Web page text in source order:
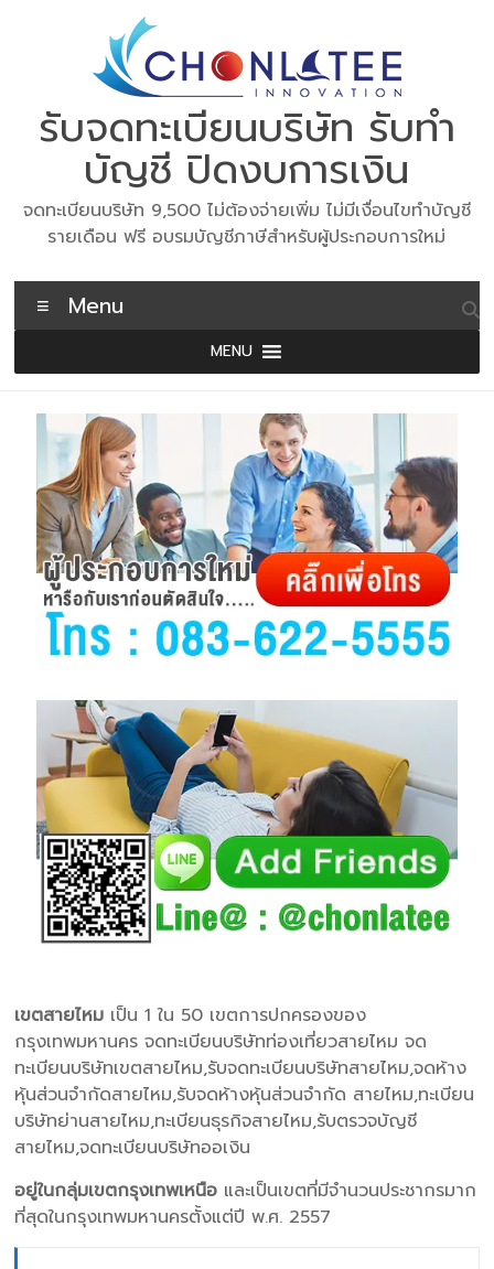
รับจดทะเบียนบริษัท รับทำ
บัญชี ปิดงบการเงิน
จดทะเบียนบริษัท 9,500 ไม่ต้องจ่ายเพิ่ม ไม่มีเงื่อนไขทำบัญชี
รายเดือน ฟรี อบรมบัญชีภาษีสำหรับผู้ประกอบการใหม่
Menu
MENU
เขตสายไหม เป็น 1 ใน 50 เขตการปกครองของ
กรุงเทพมหานคร จดทะเบียนบริษัทท่องเที่ยวสายไหม จด
ทะเบียนบริษัทเขตสายไหม,รับจดทะเบียนบริษัทสายไหม,จดห้าง
หุ้นส่วนจำกัดสายไหม,รับจดห้างหุ้นส่วนจำกัด สายไหม,ทะเบียน
บริษัทย่านสายไหม,ทะเบียนธุรกิจสายไหม,รับตรวจบัญชี
สายไหม,จดทะเบียนบริษัทออเงิน
อยู่ในกลุ่มเขตกรุงเทพเหนือ และเป็นเขตที่มีจำนวนประชากรมาก
ที่สุดในกรุงเทพมหานครตั้งแต่ปี พ.ศ. 2557